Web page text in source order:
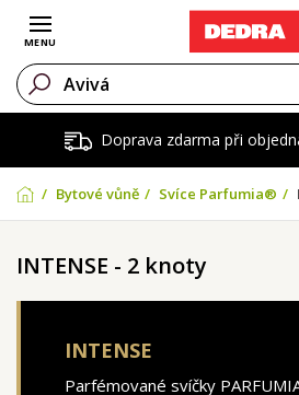
Doprava zdarma při
Otevřít menu
MENU
Bytové vůně Svíce Parfumia®
INTENSE - 2 knoty
INTENSE
Parfémované svíčky